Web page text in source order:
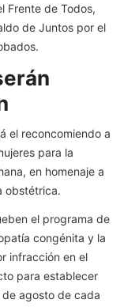
Frente de Todos,
de Juntos por el
el reconcomiendo a
para la
en homenaje a
obstétrica.
el programa de
congénita y la
infracción en el
para establecer
agosto de cada